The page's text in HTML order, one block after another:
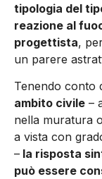
tipologia del
reazione al
progettista,
un parere
Tenendo conto
ambito civile –
nella muratura
a vista con
– la risposta
può essere